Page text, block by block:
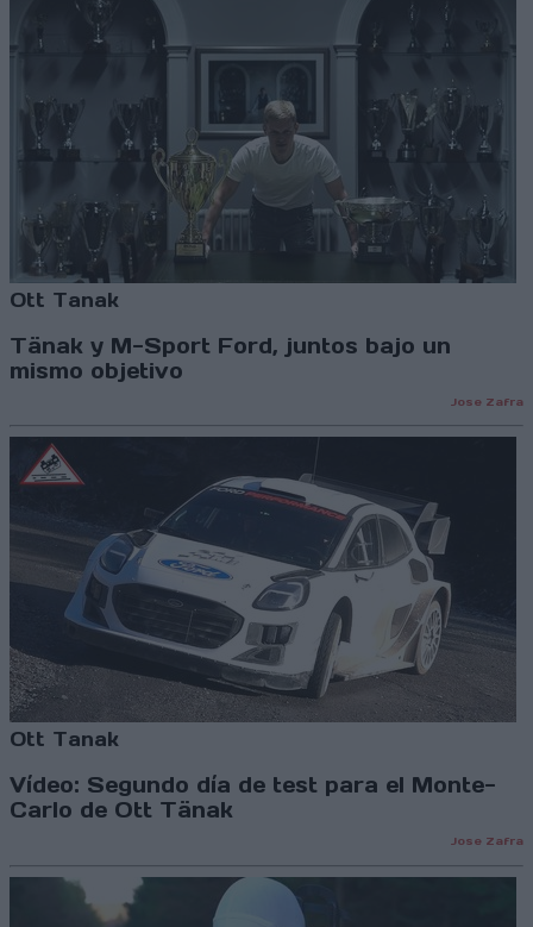
Ott Tanak
Tänak y M-Sport Ford, juntos bajo un
mismo objetivo
Jose Zafra
Ott Tanak
Vídeo: Segundo día de test para el Monte-
Carlo de Ott Tänak
Jose Zafra